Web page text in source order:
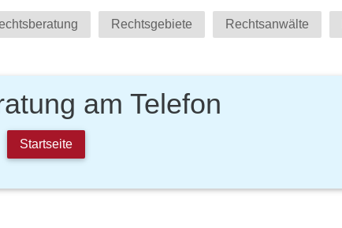
Rechtsgebiete Rechtsanwälte
am Telefon
Startseite